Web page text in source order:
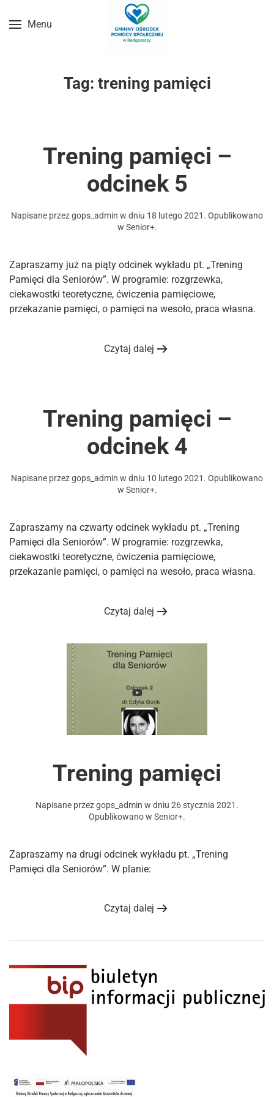
Przejdź do treści głównej
Menu
Tag: trening pamięci
Trening pamięci –
odcinek 5
Napisane przezgops_admin w dniu 18 lutego 2021 . Opublikowano
w Senior+.
Zapraszamy już na piąty odcinek wykładu pt. „Trening
Pamięci dla Seniorów”. W programie: rozgrzewka,
ciekawostki teoretyczne, ćwiczenia pamięciowe,
przekazanie pamięci, o pamięci na wesoło, praca własna.
Czytaj dalej
Trening pamięci –
odcinek 4
Napisane przezgops_admin w dniu 10 lutego 2021 . Opublikowano
w Senior+.
Zapraszamy na czwarty odcinek wykładu pt. „Trening
Pamięci dla Seniorów”. W programie: rozgrzewka,
ciekawostki teoretyczne, ćwiczenia pamięciowe,
przekazanie pamięci, o pamięci na wesoło, praca własna.
Czytaj dalej
Trening pamięci
Napisane przezgops_admin w dniu 26 stycznia 2021 .
Opublikowano w Senior+.
Zapraszamy na drugi odcinek wykładu pt. „Trening
Pamięci dla Seniorów”. W planie:
Czytaj dalej